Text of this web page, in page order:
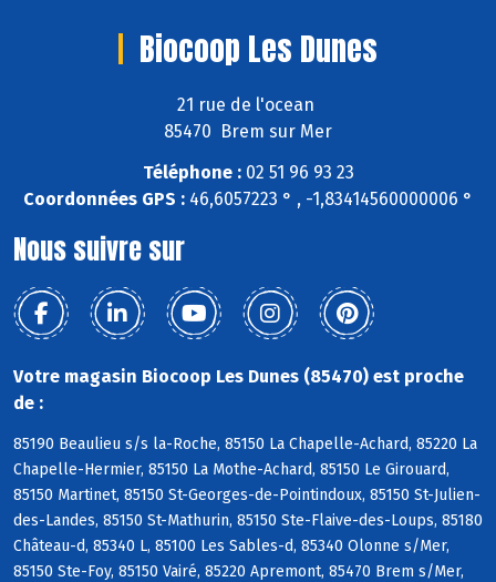
Biocoop Les Dunes
21 rue de l'ocean
85470 Brem sur Mer
Téléphone :02 51 96 93 23
Coordonnées GPS : 46,6057223 ° , -1,83414560000006 °
Nous suivre sur
Votre magasin Biocoop Les Dunes (85470) est proche
de :
85190 Beaulieu s/s la-Roche, 85150 La Chapelle-Achard, 85220 La
Chapelle-Hermier, 85150 La Mothe-Achard, 85150 Le Girouard,
85150 Martinet, 85150 St-Georges-de-Pointindoux, 85150 St-Julien-
des-Landes, 85150 St-Mathurin, 85150 Ste-Flaive-des-Loups, 85180
Château-d, 85340 L, 85100 Les Sables-d, 85340 Olonne s/Mer,
85150 Ste-Foy, 85150 Vairé, 85220 Apremont, 85470 Brem s/Mer,